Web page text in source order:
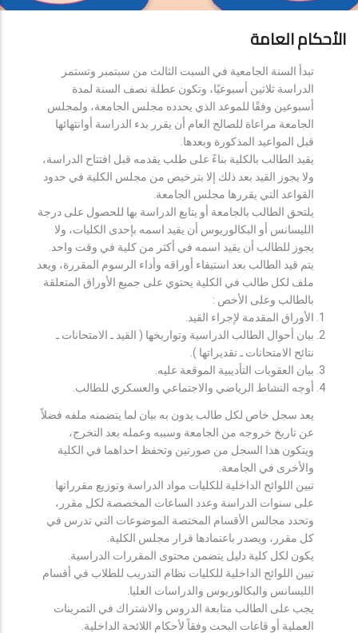
الأحكام العامة
تبدأ السنة الجامعية في السبت الثالث من سبتمبر وتستمر
الدراسة ثلاثين أسبوعيًا، وتكون عطلة نصف السنة لمدة
أسبوعين وفقًا للموعد الذي يحدده مجلس الجامعة، ولمجلس
الجامعة مراعاة للصالح العام أن يقرر بدء الدراسة أوانتهائها
قبل المواعيد المذكورة وبعدها.
يقيد الطالب بالكلية بناءً على طلب يقدمه قبل افتتاح الدراسة،
ولا يجوز القيد بعد ذلك إلا بترخيص من مجلس الكلية في حدود
القواعد التي يقررها مجلس الجامعة.
يلتحق الطالب بالجامعة أو يتابع الدراسة بها للحصول على درجة
الليسانس أو البكالوريوس أن يقيد اسمه بإحدى الكليات، ولا
يجوز للطالب أن يقيد اسمه في أكثر من كلية في وقت واحد.
يتم قيد الطالب بعد استيفاء أوراقه وأداء الرسوم المقررة، ويعد
ملف لكل طالب في الكلية يحتوي على جميع الأوراق المتعلقة
بالطالب وعلى الأخص :
الأوراق المقدمة لإجراء القيد.
بيان أحوال الطالب الدراسية وتواريخها ( القيد ـ الامتحانات ـ
نتائح الامتحانات ـ تقديراتها ).
بيان العقوبات التأديبية الموقعة عليه.
أوجه النشاط الرياضي والاجتماعي والعسكري للطالب.
يعد سجل خاص لكل طالب يدون به بيان لما يتضمنه ملفه فضلاً
عن تاريخ خروجه من الجامعة وسببه وعمله بعد التخرج،
ويتكون هذا السجل من صورتين وتحفظ احداهما في الكلية
والأخرى في الجامعة.
تبين اللوائح الداخلية للكليات مواد الدراسة وتوزيع مقرراتها
على سنوات الدراسة وعدد الساعات المخصصة لكل مقرر،
وتحدد مجالس الأقسام المختصة الموضوعات التي تدرس في
كل مقرر، ويصدر باعتمادها قرار مجلس الكلية.
يكون لكل كلية دليل يتضمن محتوى المقررات الدراسية.
تبين اللوائح الداخلية للكليات نظام التدريب للطلاب في أقسام
الليسانس والبكالوريوس والدراسات العليا.
يجب على الطالب متابعة الدروس والاشتراك في التمرينات
العملية أو قاعات البحث وفقاً لأحكام اللائحة الداخلية.